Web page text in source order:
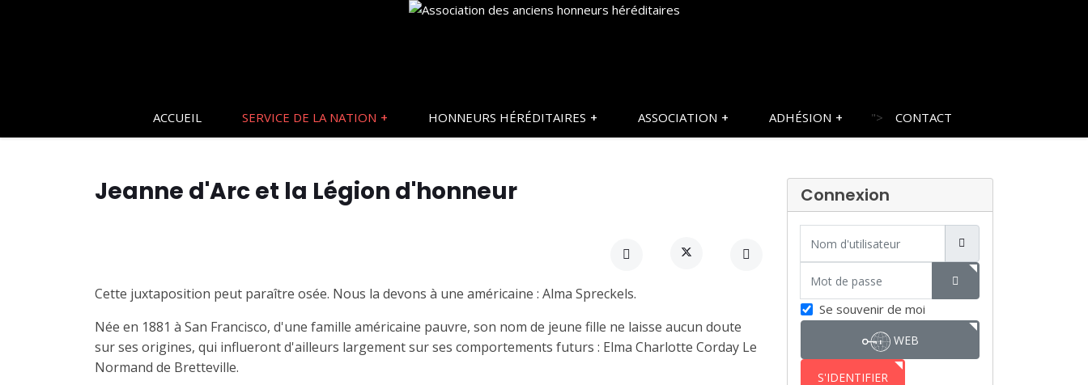
ACCUEIL SERVICE DE LA NATION HONNEURS HÉRÉDITAIRES ASSOCIATION ADHÉSION "> CONTACT
Jeanne d'Arc et la Légion d'honneur
Cette juxtaposition peut paraître osée. Nous la devons à une américaine : Alma Spreckels.
Née en 1881 à San Francisco, d'une famille américaine pauvre, son nom de jeune fille ne laisse aucun doute
sur ses origines, qui influeront d'ailleurs largement sur ses comportements futurs : Elma Charlotte Corday Le
Normand de Bretteville.
Connexion
SHOW PASSWORD
Se souvenir de moi
WEB
AUTHENTICATION
S'IDENTIFIER